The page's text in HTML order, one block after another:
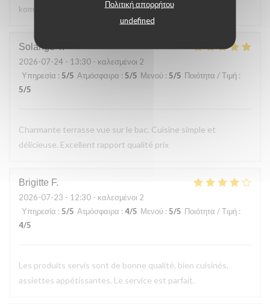
Πολιτική απορρήτου
undefined
kommen gerne wieder
Solange T
2026-07-24 - 13:30 - καλεσμένοι 2
Υπηρεσία : 5/5 Ατμόσφαιρα : 5/5 Μενού : 5/5 Ποιότητα / Τιμή :
5/5
Charmante terrasse vue sur le bac. Cuisine simple et
délicieuse. Excellent rapport qualité prix
Brigitte F
2026-07-23 - 12:30 - καλεσμένοι 2
Υπηρεσία : 5/5 Ατμόσφαιρα : 4/5 Μενού : 5/5 Ποιότητα / Τιμή :
4/5
Les produits servis sont de bonne qualité, bien cuisinés,
assiettes appétissantes. Le service est parfait.